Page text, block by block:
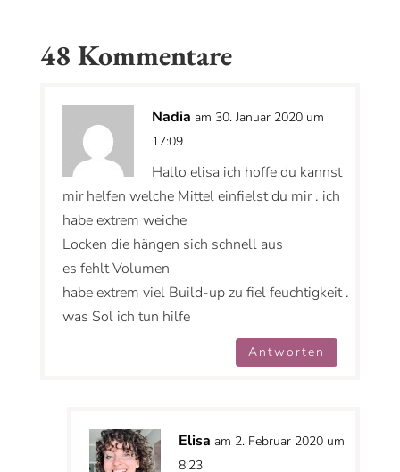
48 Kommentare
Nadia am 30. Januar 2020 um
17:09
Hallo elisa ich hoffe du kannst
mir helfen welche Mittel einfielst du mir . ich
habe extrem weiche
Locken die hängen sich schnell aus
es fehlt Volumen
habe extrem viel Build-up zu fiel feuchtigkeit .
was Sol ich tun hilfe
Antworten
Elisa am 2. Februar 2020 um
8:23